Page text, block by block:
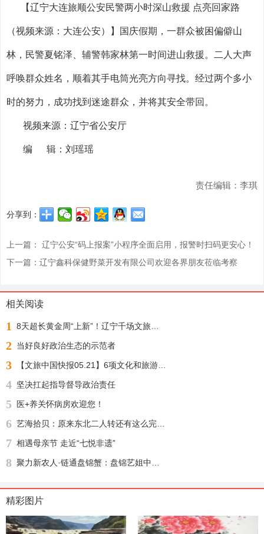
【辽宁大连旅顺公安民警两小时深山救援 点亮回家路
（视频来源：大连公安）】国庆假期，一群众被困偏僻山
林，民警夏铭泽、辅警韩家林第一时间进山救援。二人大声
呼唤群众姓名，顺着其手电筒光亮方向寻找。经过两个多小
时的努力，成功找到迷途群众，并将其安全带回。
视频来源：辽宁省公安厅
编 辑：刘瑶瑶
责任编辑：李琪
分享到：
上一篇： 辽宁公安“码上报案”小程序全面启用，报警时扫码更安心！
下一篇：辽宁鑫科保健野菜开发有限公司欢迎各界朋友莅临考察
相关阅读
1
2 当好良好政治生态的示范者
3
4 坚决扛起指导督导政治责任
5 医+养关怀病房欢迎您！
6
7 相遇母亲节 走近“七悦非遗”
8
精彩图片